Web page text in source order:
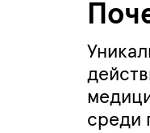
среди